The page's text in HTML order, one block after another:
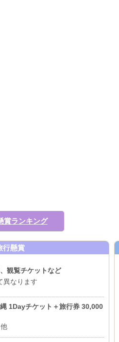
賞ランキング
行懸賞
観覧チケットなど
異なります
1Dayチケット＋旅行券 30,000